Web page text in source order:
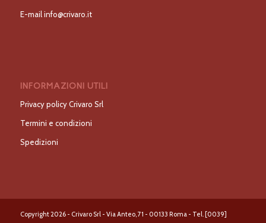
E-mailinfo@crivaro.it
INFORMAZIONI UTILI
Privacy policy Crivaro Srl
Termini e condizioni
Spedizioni
Copyright 2026 - Crivaro Srl - Via Anteo, 71 - 00133 Roma - Tel. [0039]